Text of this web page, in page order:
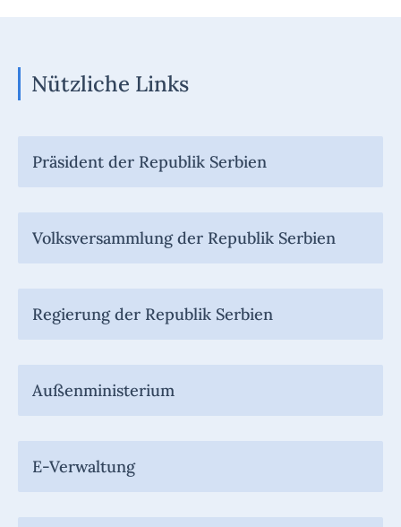
Nützliche Links
Präsident der Republik Serbien
Volksversammlung der Republik Serbien
Regierung der Republik Serbien
Außenministerium
E-Verwaltung